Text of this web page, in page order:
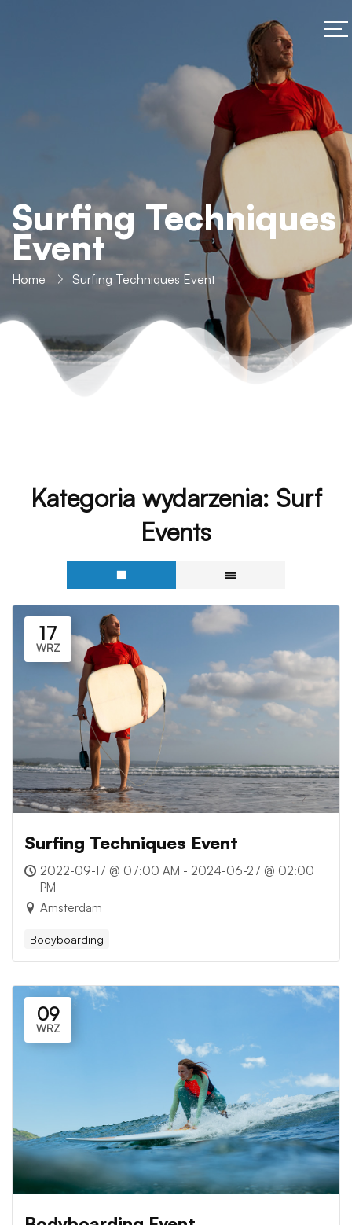
Surfing Techniques
Event
Home Surfing Techniques Event
Kategoria wydarzenia: Surf
Events
17
WRZ
Surfing Techniques Event
2022-09-17 @ 07:00 AM - 2024-06-27 @ 02:00
PM
Amsterdam
Bodyboarding
09
WRZ